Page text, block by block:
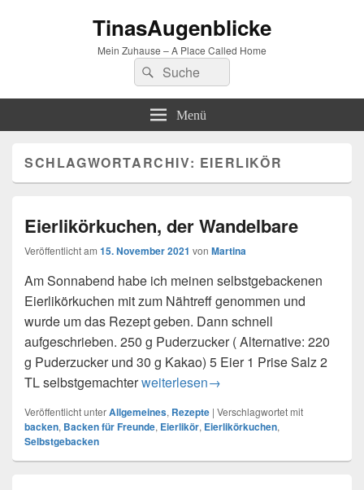
TinasAugenblicke
Mein Zuhause – A Place Called Home
Suchen
nach:
Suchen
Menü
SCHLAGWORTARCHIV: EIERLIKÖR
Eierlikörkuchen, der Wandelbare
Veröffentlicht am 15. November 2021 von Martina
Am Sonnabend habe ich meinen selbstgebackenen
Eierlikörkuchen mit zum Nähtreff genommen und
wurde um das Rezept geben. Dann schnell
aufgeschrieben. 250 g Puderzucker ( Alternative: 220
g Puderzucker und 30 g Kakao) 5 Eier 1 Prise Salz 2
TL selbstgemachterEierlikörkuchen, der Wandelbare
weiterlesen→
Veröffentlicht unterAllgemeines, Rezepte | Verschlagwortet mit
backen, Backen für Freunde, Eierlikör, Eierlikörkuchen,
Selbstgebacken